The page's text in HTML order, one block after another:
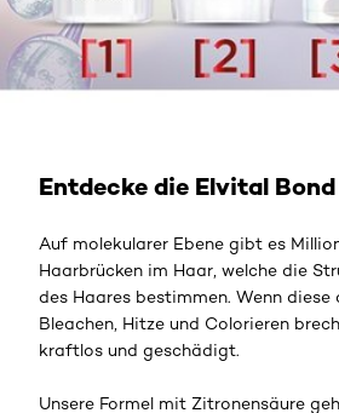
Entdecke die Elvital
Auf molekularer Ebene gibt es
Haarbrücken im Haar, welche die
des Haares bestimmen. Wenn diese
Bleachen, Hitze und Colorieren
kraftlos und geschädigt.
Unsere Formel mit Zitronensäure